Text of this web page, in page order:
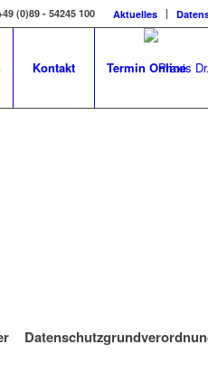
Aktuelles
(0)89 - 54245 100
Kontakt Termin Online